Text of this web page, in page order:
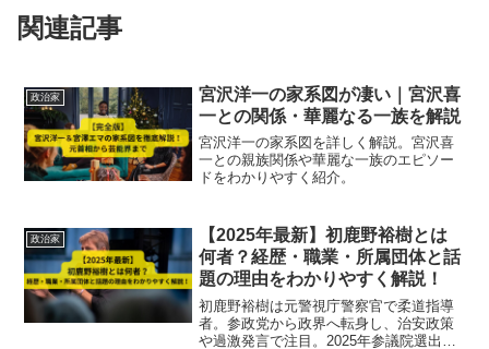
関連記事
政治家
宮沢洋一の家系図が凄い｜宮沢喜
一との関係・華麗なる一族を解説
宮沢洋一の家系図を詳しく解説。宮沢喜
一との親族関係や華麗な一族のエピソー
ドをわかりやすく紹介。
政治家
【2025年最新】初鹿野裕樹とは
何者？経歴・職業・所属団体と話
題の理由をわかりやすく解説！
初鹿野裕樹は元警視庁警察官で柔道指導
者。参政党から政界へ転身し、治安政策
や過激発言で注目。2025年参議院選出馬